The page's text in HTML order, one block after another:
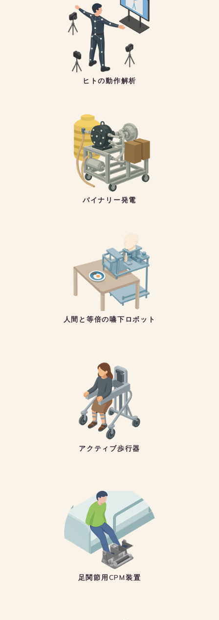
ヒトの動作解析
バイナリー発電
人間と等倍の嚥下ロボット
アクティブ歩行器
足関節用CPM装置